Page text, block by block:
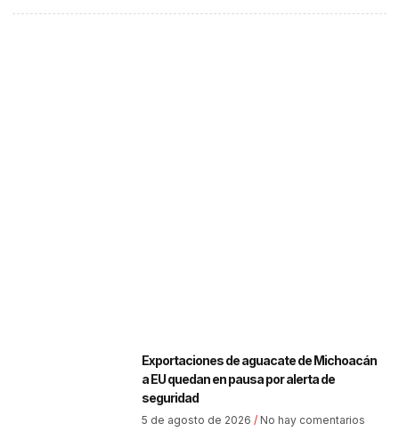
Exportaciones de aguacate de Michoacán
a EU quedan en pausa por alerta de
seguridad
5 de agosto de 2026 No hay comentarios